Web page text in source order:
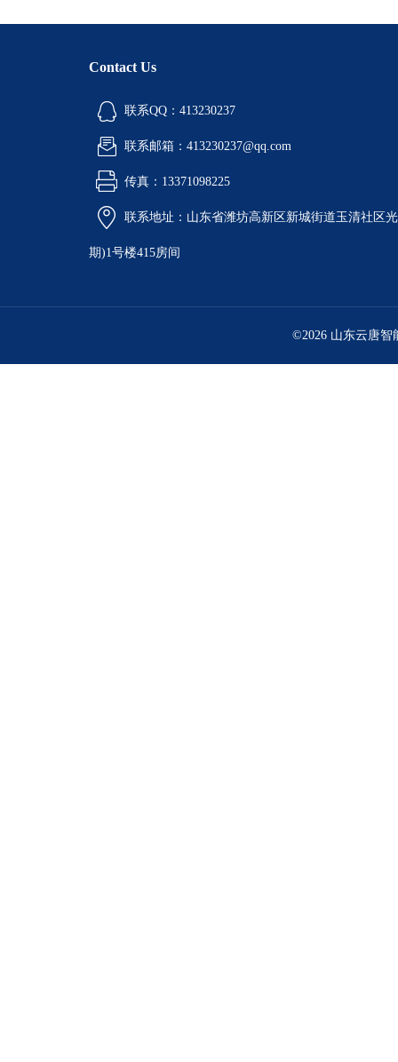
Contact Us
联系QQ：413230237
联系邮箱：413230237@qq.com
传真：13371098225
联系地址：山东省潍坊高新区新城街道玉清社区
期)1号楼415房间
©2026 山东云唐